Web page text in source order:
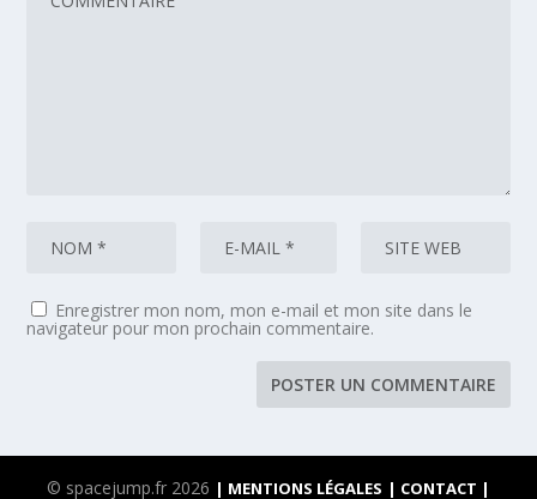
Enregistrer mon nom, mon e-mail et mon site dans le
navigateur pour mon prochain commentaire.
© spacejump.fr 2026 | MENTIONS LÉGALES | CONTACT |